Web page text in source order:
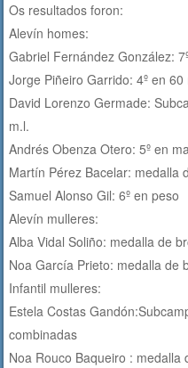
Os resultados foron:
Alevín homes:
Gabriel Fernández González:
Jorge Piñeiro Garrido: 4º en
David Lorenzo Germade:
m.l.
Andrés Obenza Otero: 5º en
Martín Pérez Bacelar: medalla
Samuel Alonso Gil: 6º en peso
Alevín mulleres:
Alba Vidal Soliño: medalla de
Noa García Prieto: medalla de
Infantil mulleres:
Estela Costas
combinadas
Noa Rouco Baqueiro : medalla